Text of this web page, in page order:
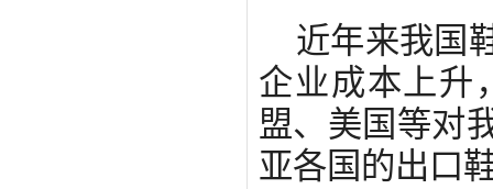
近年来我国
企业成本上升
盟、美国等对
亚各国的出口